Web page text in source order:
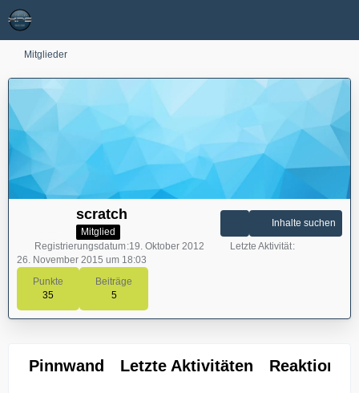
Mitglieder
scratch
Mitglied
Punkte
35
Beiträge
5
Inhalte suchen
Registrierungsdatum 19. Oktober 2012
Letzte Aktivität
26. November 2015 um 18:03
Pinnwand Letzte Aktivitäten Reaktionen